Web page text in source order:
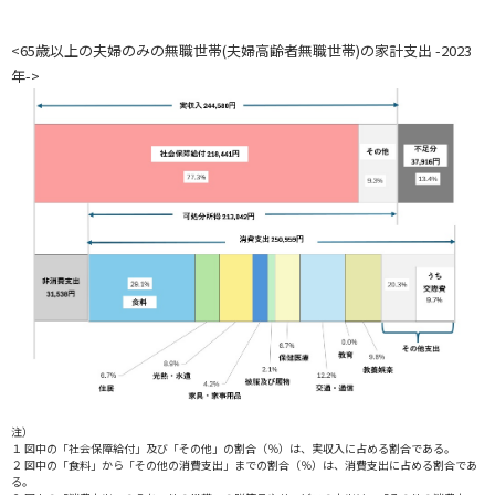
<65歳以上の夫婦のみの無職世帯(夫婦高齢者無職世帯)の家計支出 -2023
年->
注）
１ 図中の「社会保障給付」及び「その他」の割合（％）は、実収入に占める割合である。
２ 図中の「食料」から「その他の消費支出」までの割合（％）は、消費支出に占める割合であ
る。